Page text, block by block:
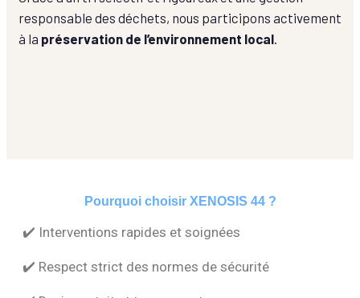
responsable des déchets, nous participons activement
à la préservation de l’environnement local.
Pourquoi choisir XENOSIS 44 ?
✔️ Interventions rapides et soignées
✔️ Respect strict des normes de sécurité